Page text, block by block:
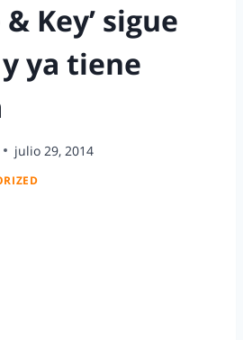
Key’ sigue
ya tiene
julio 29, 2014